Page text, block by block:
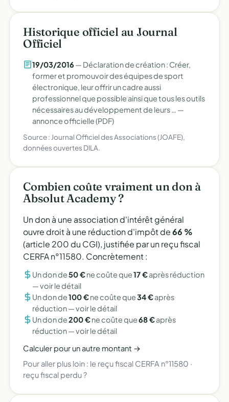
Historique officiel au Journal
Officiel
19/03/2016 — Déclaration de création : Créer,
former et promouvoir des équipes de sport
électronique, leur offrir un cadre aussi
professionnel que possible ainsi que tous les outils
nécessaires au développement de leurs … —
annonce officielle (PDF)
Source : Journal Officiel des Associations (JOAFE),
données ouvertes DILA.
Combien coûte vraiment un don à
Absolut Academy ?
Un don à une association d'intérêt général
ouvre droit à une réduction d'impôt de66 %
(article 200 du CGI), justifiée par un reçu fiscal
CERFA n°11580. Concrètement :
Un don de50 €ne coûte que17 €après réduction
—voir le détail
Un don de100 €ne coûte que34 €après
réduction —voir le détail
Un don de200 €ne coûte que68 €après
réduction —voir le détail
Calculer pour un autre montant →
Pour aller plus loin : le reçu fiscal CERFA n°11580 ·
reçu fiscal perdu ?